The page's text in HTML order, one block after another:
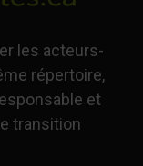
les acteurs-
répertoire,
et
transition